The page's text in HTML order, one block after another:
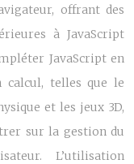
offrant des
à JavaScript
JavaScript en
calcul, telles que le
et les jeux 3D,
sur la gestion du
L’utilisation